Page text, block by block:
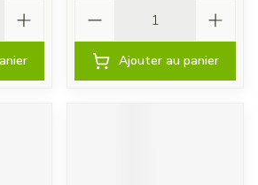
Ajouter au panier